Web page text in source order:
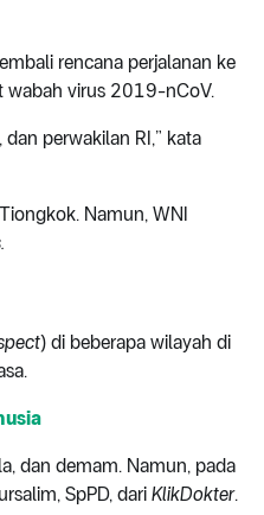
rencana perjalanan ke
wabah virus 2019-nCoV.
perwakilan RI,” kata
Namun, WNI
) di beberapa wilayah di
dan demam. Namun, pada
SpPD, dari KlikDokter.